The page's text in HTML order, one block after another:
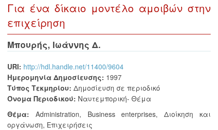
Για ένα δίκαιο μοντέλο αμοιβών στην
επιχείρηση
Μπουρής, Ιωάννης Δ.
URI: http://hdl.handle.net/11400/9604
Ημερομηνία Δημοσίευσης: 1997
Τύπος Τεκμηρίου: Δημοσίευση σε περιοδικό
Όνομα Περιοδικού: Ναυτεμπορική- Θέμα
Θέμα:
Administration, Business enterprises,Διοίκηση και
οργάνωση, Επιχειρήσεις